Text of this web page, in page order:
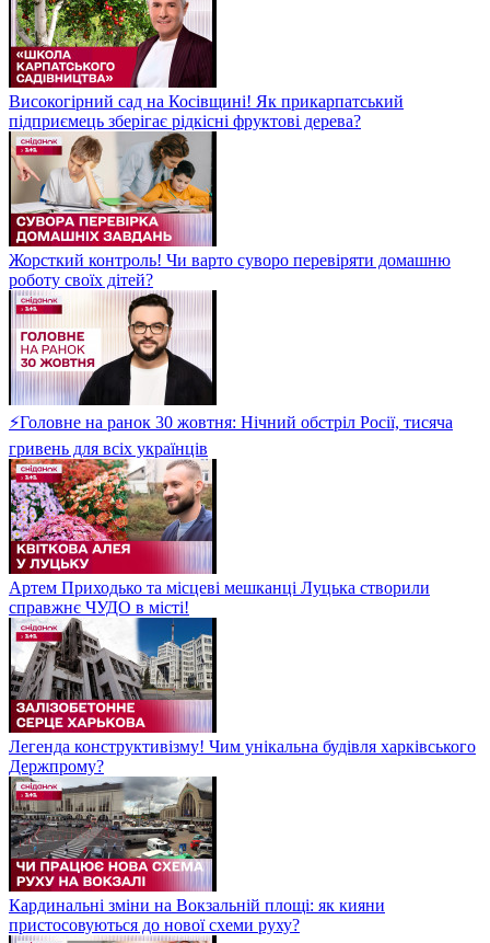
Високогірний сад на Косівщині! Як прикарпатський
підприємець зберігає рідкісні фруктові дерева?
Жорсткий контроль! Чи варто суворо перевіряти домашню
роботу своїх дітей?
⚡Головне на ранок 30 жовтня: Нічний обстріл Росії, тисяча
гривень для всіх українців
Артем Приходько та місцеві мешканці Луцька створили
справжнє ЧУДО в місті!
Легенда конструктивізму! Чим унікальна будівля харківського
Держпрому?
Кардинальні зміни на Вокзальній площі: як кияни
пристосовуються до нової схеми руху?